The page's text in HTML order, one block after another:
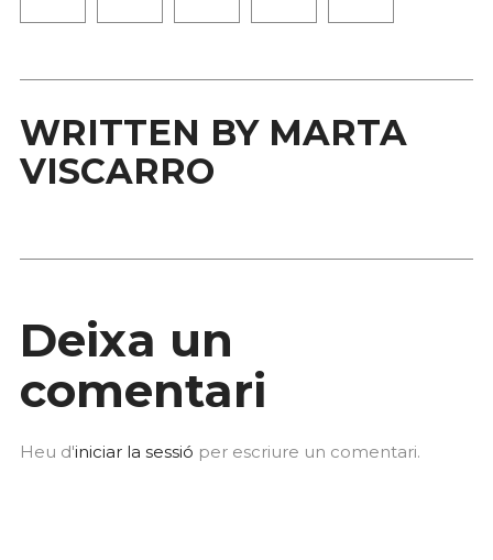
WRITTEN BY MARTA
VISCARRO
Deixa un
comentari
Heu d'iniciar la sessió per escriure un comentari.